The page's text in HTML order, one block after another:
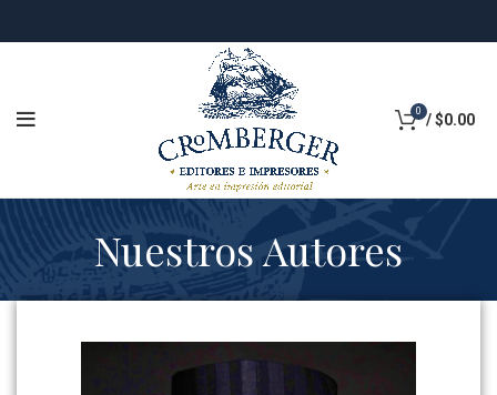
0 /$0.00
Nuestros Autores